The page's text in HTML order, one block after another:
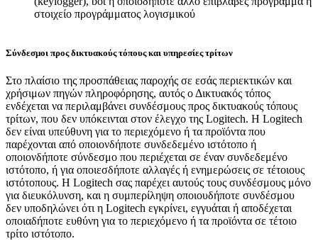
στοιχείο προγράμματος λογισμικού
Σύνδεσμοι προς δικτυακούς τόπους και υπηρεσίες τρίτων
Στο πλαίσιο της προσπάθειας παροχής σε εσάς περιεκτικών και
χρήσιμων πηγών πληροφόρησης, αυτός ο Δικτυακός τόπος
ενδέχεται να περιλαμβάνει συνδέσμους προς δικτυακούς τόπους
τρίτων, που δεν υπόκεινται στον έλεγχο της Logitech. Η Logitech
δεν είναι υπεύθυνη για το περιεχόμενο ή τα προϊόντα που
παρέχονται από οποιονδήποτε συνδεδεμένο ιστότοπο ή
οποιονδήποτε σύνδεσμο που περιέχεται σε έναν συνδεδεμένο
ιστότοπο, ή για οποιεσδήποτε αλλαγές ή ενημερώσεις σε τέτοιους
ιστότοπους. Η Logitech σας παρέχει αυτούς τους συνδέσμους μόνο
για διευκόλυνση, και η συμπερίληψη οποιουδήποτε συνδέσμου
δεν υποδηλώνει ότι η Logitech εγκρίνει, εγγυάται ή αποδέχεται
οποιαδήποτε ευθύνη για το περιεχόμενο ή τα προϊόντα σε τέτοιο
τρίτο ιστότοπο.